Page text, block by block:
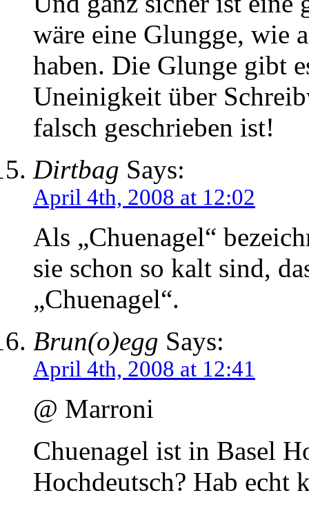
wäre eine Glungge, wie
haben. Die Glunge gibt
Uneinigkeit über
falsch geschrieben ist!
Dirtbag Says:
April 4th, 2008 at 12:02
Als „Chuenagel“
sie schon so kalt sind,
„Chuenagel“.
Brun(o)egg Says:
April 4th, 2008 at 12:41
@ Marroni
Chuenagel ist in Basel
Hochdeutsch? Hab echt